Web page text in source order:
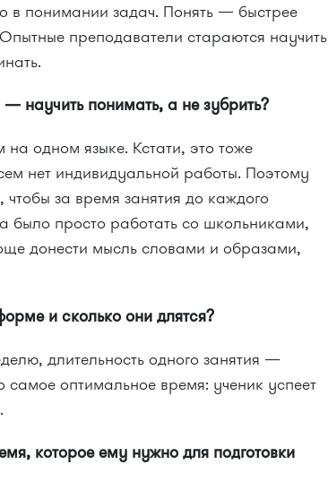
в понимании задач. Понять — быстрее
преподаватели стараются научить
научить понимать, а не зубрить?
одном языке. Кстати, это тоже
нет индивидуальной работы. Поэтому
за время занятия до каждого
было просто работать со школьниками,
донести мысль словами и образами,
и сколько они длятся?
длительность одного занятия —
оптимальное время: ученик успеет
которое ему нужно для подготовки